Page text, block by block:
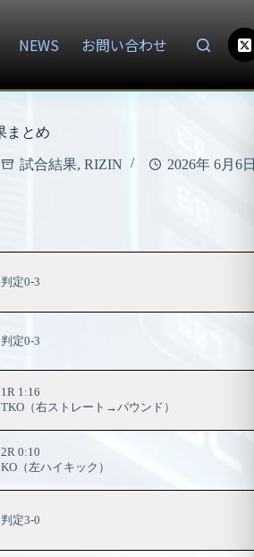
NEWS お問い合わせ
まとめ
試合結果, RIZIN 2026年 6月6日
判定0-3
判定0-3
1R 1:16
TKO（右ストレート→パウンド）
2R 0:10
KO（左ハイキック）
判定3-0